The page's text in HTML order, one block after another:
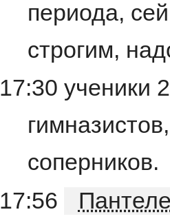
периода,
строгим,
17:30 ученики
соперников.
17:56